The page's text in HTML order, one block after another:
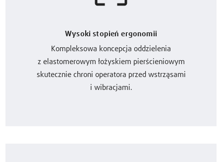
Wysoki stopień ergonomii
Kompleksowa koncepcja oddzielenia
z elastomerowym łożyskiem pierścieniowym
skutecznie chroni operatora przed wstrząsami
i wibracjami.